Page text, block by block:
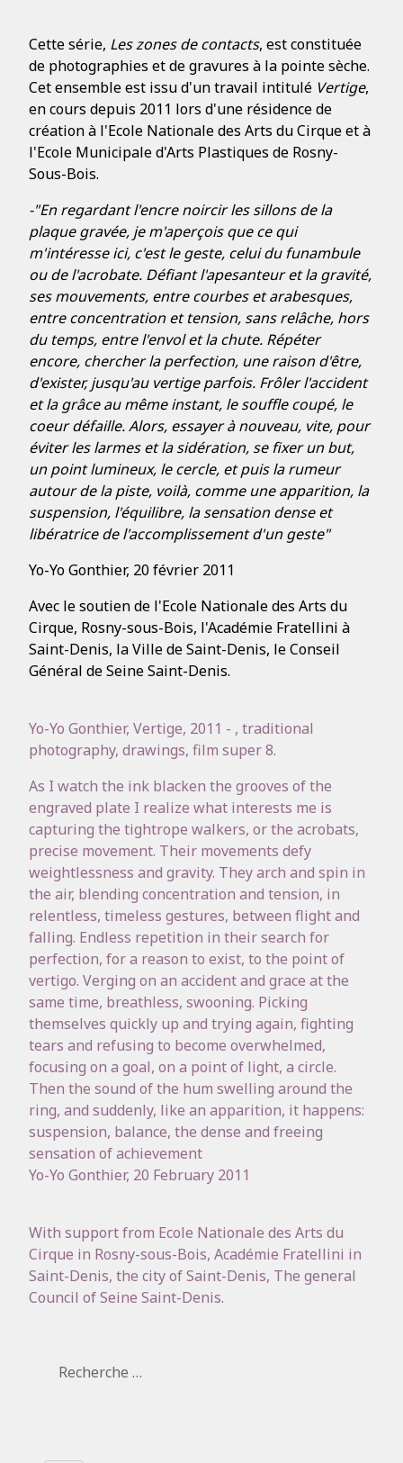
Cette série, Les zones de contacts, est constituée
de photographies et de gravures à la pointe sèche.
Cet ensemble est issu d'un travail intitulé Vertige,
en cours depuis 2011 lors d'une résidence de
création à l'Ecole Nationale des Arts du Cirque et à
l'Ecole Municipale d'Arts Plastiques de Rosny-
Sous-Bois.
-"En regardant l'encre noircir les sillons de la
plaque gravée, je m'aperçois que ce qui
m'intéresse ici, c'est le geste, celui du funambule
ou de l'acrobate. Défiant l'apesanteur et la gravité,
ses mouvements, entre courbes et arabesques,
entre concentration et tension, sans relâche, hors
du temps, entre l'envol et la chute. Répéter
encore, chercher la perfection, une raison d'être,
d'exister, jusqu'au vertige parfois. Frôler l'accident
et la grâce au même instant, le souffle coupé, le
coeur défaille. Alors, essayer à nouveau, vite, pour
éviter les larmes et la sidération, se fixer un but,
un point lumineux, le cercle, et puis la rumeur
autour de la piste, voilà, comme une apparition, la
suspension, l'équilibre, la sensation dense et
libératrice de l'accomplissement d'un geste"
Yo-Yo Gonthier, 20 février 2011
Avec le soutien de l'Ecole Nationale des Arts du
Cirque, Rosny-sous-Bois, l'Académie Fratellini à
Saint-Denis, la Ville de Saint-Denis, le Conseil
Général de Seine Saint-Denis.
Yo-Yo Gonthier, Vertige, 2011 - , traditional
photography, drawings, film super 8.
As I watch the ink blacken the grooves of the
engraved plate I realize what interests me is
capturing the tightrope walkers, or the acrobats,
precise movement. Their movements defy
weightlessness and gravity. They arch and spin in
the air, blending concentration and tension, in
relentless, timeless gestures, between flight and
falling. Endless repetition in their search for
perfection, for a reason to exist, to the point of
vertigo. Verging on an accident and grace at the
same time, breathless, swooning. Picking
themselves quickly up and trying again, fighting
tears and refusing to become overwhelmed,
focusing on a goal, on a point of light, a circle.
Then the sound of the hum swelling around the
ring, and suddenly, like an apparition, it happens:
suspension, balance, the dense and freeing
sensation of achievement
Yo-Yo Gonthier, 20 February 2011
With support from Ecole Nationale des Arts du
Cirque in Rosny-sous-Bois, Académie Fratellini in
Saint-Denis, the city of Saint-Denis, The general
Council of Seine Saint-Denis.
Rechercher